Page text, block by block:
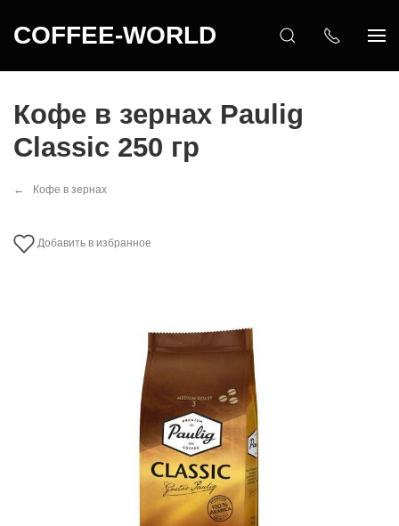
COFFEE-WORLD
Кофе в зернах Paulig
Classic 250 гр
Кофе в зернах
Добавить в избранное